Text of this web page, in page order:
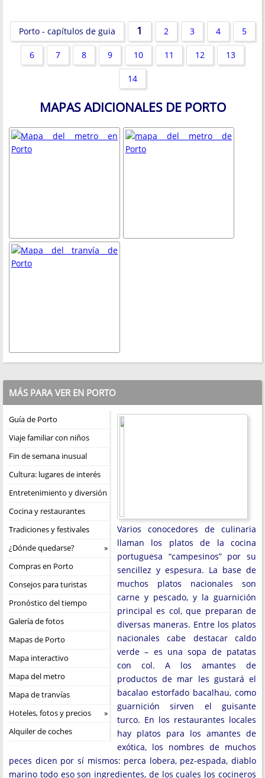
Porto - capítulos de guia 1 2 3 4 5
6 7 8 9 10 11 12 13
14
MAPAS ADICIONALES DE PORTO
MÁS PARA VER EN PORTO
Guía de Porto
Viaje familiar con niños
Fin de semana inusual
Cultura: lugares de interés
Entretenimiento y diversión
Cocina y restaurantes
Tradiciones y festivales
¿Dónde quedarse?
Compras en Porto
Consejos para turistas
Pronóstico del tiempo
Galería de fotos
Mapas de Porto
Mapa interactivo
Mapa del metro
Mapa de tranvías
Hoteles, fotos y precios
Alquiler de coches
Varios conocedores de culinaria
llaman los platos de la cocina
portuguesa “campesinos” por su
sencillez y espesura. La base de
muchos platos nacionales son
carne y pescado, y la guarnición
principal es col, que preparan de
diversas maneras. Entre los platos
nacionales cabe destacar caldo
verde – es una sopa de patatas
con col. A los amantes de
productos de mar les gustará el
bacalao estorfado bacalhau, como
guarnición sirven el guisante
turco. En los restaurantes locales
hay platos para los amantes de
exótica, los nombres de muchos
peces dicen por sí mismos: perca lobera, pez-espada, diablo
marino todo eso son ingredientes, de los cuales los cocineros